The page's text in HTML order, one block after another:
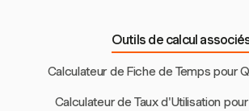
Outils de calcul
Calculateur de Fiche de Temps pour
Calculateur de Taux d'Utilisation